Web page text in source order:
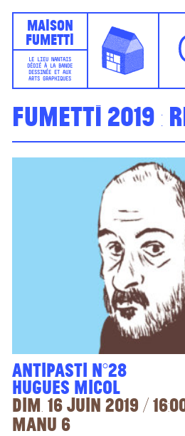
Maison
Fumetti
LE LIEU NANTAIS
DÉDIÉ À LA BANDE
DESSINÉE ET AUX
ARTS GRAPHIQUES
Fumetti 2019
Antipasti n°28
Hugues Micol
dim. 16 juin 2019 /
Manu 6